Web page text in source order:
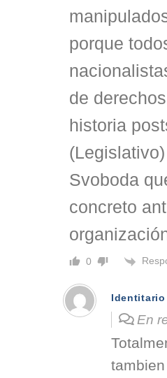
porque
de
historia
Svoboda
concreto
0
Identitario
En